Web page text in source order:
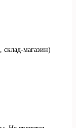
склад-магазин)